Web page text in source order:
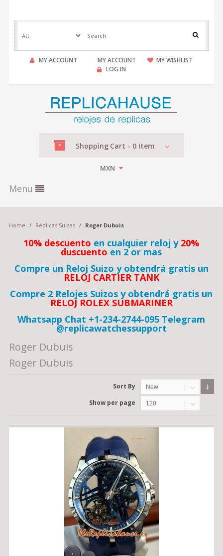
MY ACCOUNT MY ACCOUNT
MY WISHLIST
LOG IN
Shopping Cart - 0Item
MXN
Menu
Home / Réplicas Suizas / Roger Dubuis
10% descuento en cualquier reloj y 20%
duscuento en 2 or mas
Compre un Reloj Suizo y obtendrá gratis un
RELOJ CARTIER TANK
Compre 2 Relojes Suizos y obtendrá gratis un
RELOJ ROLEX SUBMARINER
Whatsapp Chat +1-234-2744-095 Telegram
@replicawatchessupport
Roger Dubuis
Roger Dubuis
Sort By New
Show per page 120